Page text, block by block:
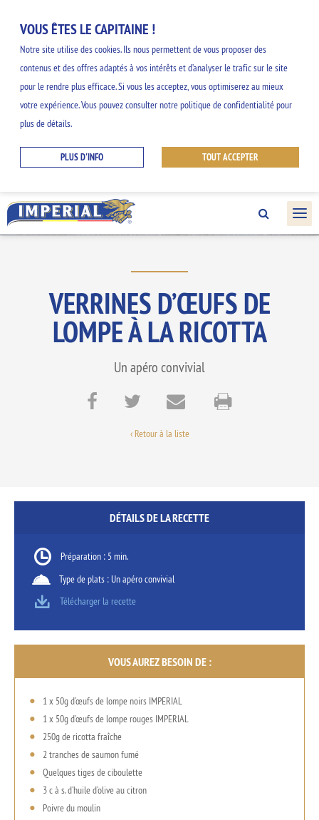
VOUS ÊTES LE CAPITAINE !
Notre site utilise des cookies. Ils nous permettent de vous proposer des
contenus et des offres adaptés à vos intérêts et d’analyser le trafic sur le site
pour le rendre plus efficace. Si vous les acceptez, vous optimiserez au mieux
votre expérience. Vous pouvez consulter notre politique de confidentialité pour
plus de détails.
PLUS D'INFO TOUT ACCEPTER
NOS INSPIRATIONS
Découvrez nos idées faciles et originales et
IMPERIAL.
VERRINES D’ŒUFS DE
LOMPE À LA RICOTTA
Un apéro convivial
‹ Retour à la liste
DÉTAILS DE LA RECETTE
Préparation : 5 min.
Type de plats : Un apéro convivial
Télécharger la recette
VOUS AUREZ BESOIN DE :
1 x 50g d’œufs de lompe noirs IMPERIAL
1 x 50g d’œufs de lompe rouges IMPERIAL
250g de ricotta fraîche
2 tranches de saumon fumé
Quelques tiges de ciboulette
3 c à s. d’huile d’olive au citron
Poivre du moulin